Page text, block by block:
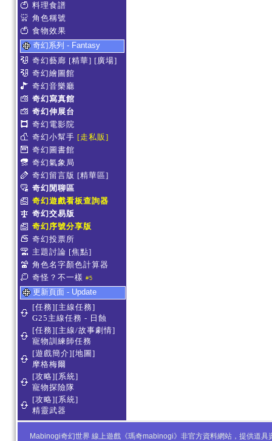
料理食譜
角色稱號
食物效果
奇幻系列 - Fantasy
奇幻藝廊 [精華] [廣場]
奇幻繪圖館
奇幻音樂廳
奇幻寫真館
奇幻伸展台
奇幻電影院
奇幻小幫手 [走私販]
奇幻圖書館
奇幻氣象局
奇幻留言版 [精華區]
奇幻閒聊區
奇幻遊戲看板查詢器
奇幻交易版
奇幻序號分享版
奇幻投票所
主題討論 [焦點]
角色名字顏色計算器
奇怪？不一樣 #5
更新頁面 - Update
[任務][主線任務]
G25主線任務 - 日蝕
[任務][主線/故事劇情]
寵物訓練師任務
[遊戲簡介][地圖]
摩格梅爾
[攻略][系統]
寵物探險隊
[攻略][系統]
精靈武器
Mabinogi奇幻世界 線上遊戲《瑪奇mabinogi》非官方資料網站，提供道